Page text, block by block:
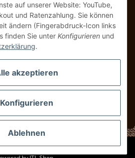
USt., zzgl.Versand
© UBS Classics
auf unserer Website: YouTube,
und Ratenzahlung. Sie können
ändern (Fingerabdruck-Icon links
finden Sie unter Konfigurieren und
.
akzeptieren
Konfigurieren
Ablehnen